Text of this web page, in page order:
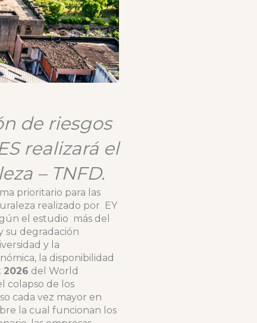
de riesgos
realizará el
– TNFD.
prioritario para las
realizado por EY
el estudio más del
su degradación
y la
la disponibilidad
2026 del World
colapso de los
cada vez mayor en
la cual funcionan los